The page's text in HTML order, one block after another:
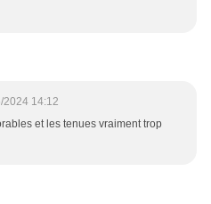
2024 14:12
et les tenues vraiment trop